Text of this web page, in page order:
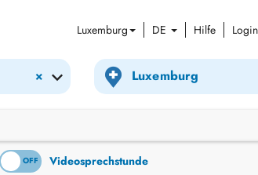
Luxemburg DE Hilfe Login
×
OFF Videosprechstunde